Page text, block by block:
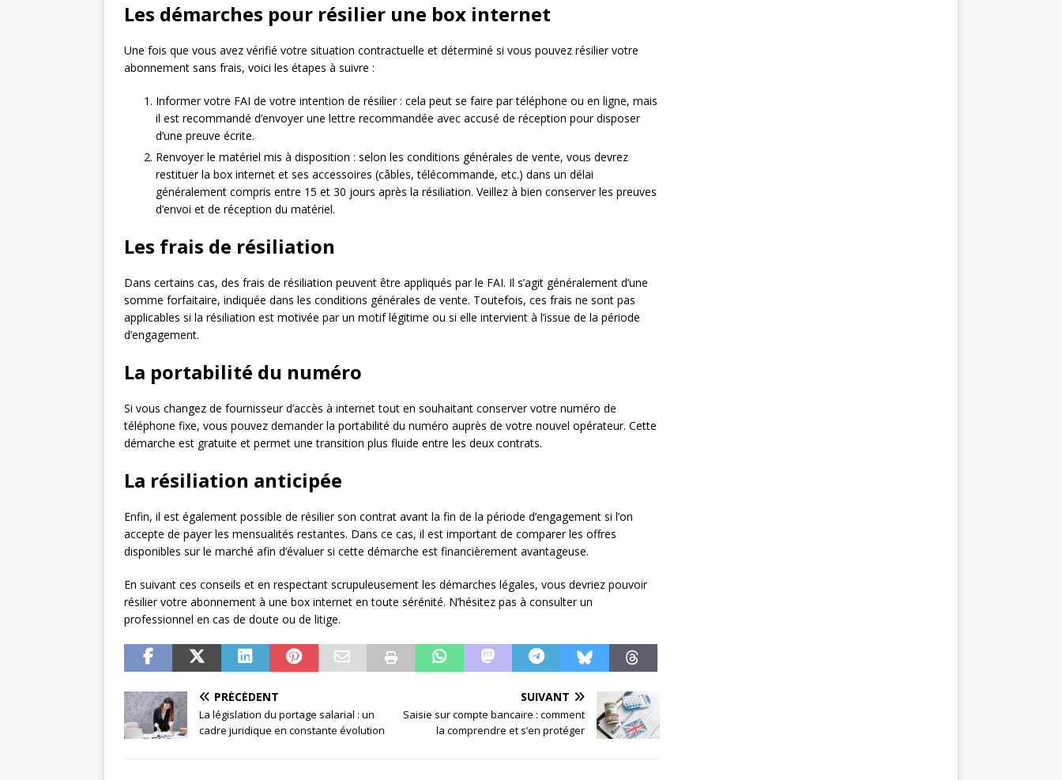
Les démarches pour résilier une box internet
Une fois que vous avez vérifié votre situation contractuelle et déterminé si vous pouvez résilier votre
abonnement sans frais, voici les étapes à suivre :
Informer votre FAI de votre intention de résilier : cela peut se faire par téléphone ou en ligne, mais
il est recommandé d’envoyer une lettre recommandée avec accusé de réception pour disposer
d’une preuve écrite.
Renvoyer le matériel mis à disposition : selon les conditions générales de vente, vous devrez
restituer la box internet et ses accessoires (câbles, télécommande, etc.) dans un délai
généralement compris entre 15 et 30 jours après la résiliation. Veillez à bien conserver les preuves
d’envoi et de réception du matériel.
Les frais de résiliation
Dans certains cas, des frais de résiliation peuvent être appliqués par le FAI. Il s’agit généralement d’une
somme forfaitaire, indiquée dans les conditions générales de vente. Toutefois, ces frais ne sont pas
applicables si la résiliation est motivée par un motif légitime ou si elle intervient à l’issue de la période
d’engagement.
La portabilité du numéro
Si vous changez de fournisseur d’accès à internet tout en souhaitant conserver votre numéro de
téléphone fixe, vous pouvez demander la portabilité du numéro auprès de votre nouvel opérateur. Cette
démarche est gratuite et permet une transition plus fluide entre les deux contrats.
La résiliation anticipée
Enfin, il est également possible de résilier son contrat avant la fin de la période d’engagement si l’on
accepte de payer les mensualités restantes. Dans ce cas, il est important de comparer les offres
disponibles sur le marché afin d’évaluer si cette démarche est financièrement avantageuse.
En suivant ces conseils et en respectant scrupuleusement les démarches légales, vous devriez pouvoir
résilier votre abonnement à une box internet en toute sérénité. N’hésitez pas à consulter un
professionnel en cas de doute ou de litige.
PRÉCÉDENT
La législation du portage salarial : un
cadre juridique en constante évolution
SUIVANT
Saisie sur compte bancaire : comment
la comprendre et s’en protéger